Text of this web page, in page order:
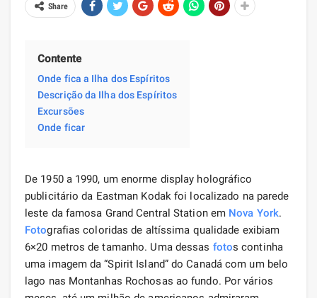
Share
Contente
Onde fica a Ilha dos Espíritos
Descrição da Ilha dos Espíritos
Excursões
Onde ficar
De 1950 a 1990, um enorme display holográfico
publicitário da Eastman Kodak foi localizado na parede
leste da famosa Grand Central Station em Nova York.
Fotografias coloridas de altíssima qualidade exibiam
6×20 metros de tamanho. Uma dessas fotos continha
uma imagem da “Spirit Island” do Canadá com um belo
lago nas Montanhas Rochosas ao fundo. Por vários